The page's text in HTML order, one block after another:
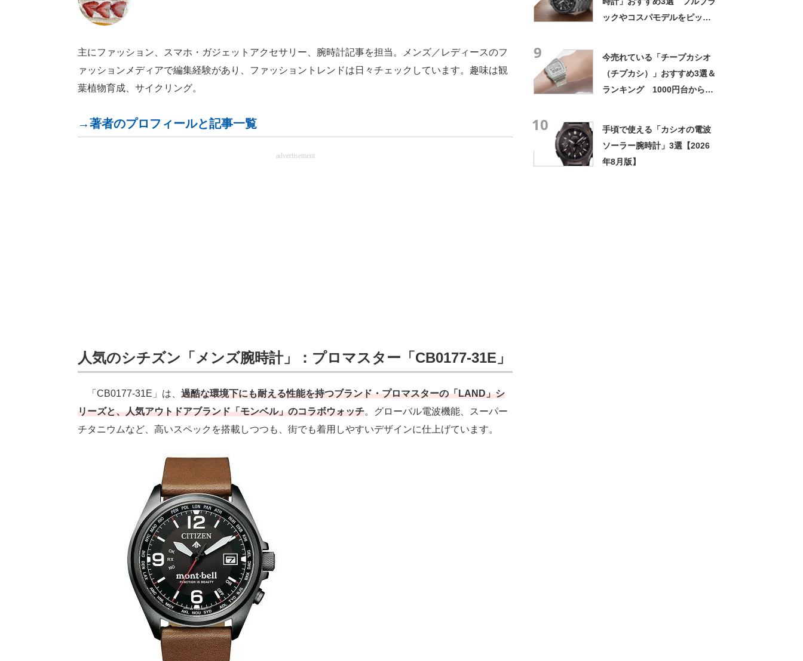
主にファッション、スマホ・ガジェットアクセサリー、腕時計記事を担当。メンズ／レディースのフ
ァッションメディアで編集経験があり、ファッショントレンドは日々チェックしています。趣味は観
葉植物育成、サイクリング。
→著者のプロフィールと記事一覧
advertisement
人気のシチズン「メンズ腕時計」：プロマスター「CB0177-31E」
「CB0177-31E」は、 過酷な環境下にも耐える性能を持つブランド・プロマスターの「LAND」シ
リーズと、人気アウトドアブランド「モンベル」のコラボウォッチ。グローバル電波機能、スーパー
チタニウムなど、高いスペックを搭載しつつも、街でも着用しやすいデザインに仕上げています。
ックやコスパモデルをピック
9
今売れている「チープカシオ
（チプカシ）」おすすめ3選＆
ランキング 1000円台から買
10
手頃で使える「カシオの電波
ソーラー腕時計」3選【2026
年8月版】